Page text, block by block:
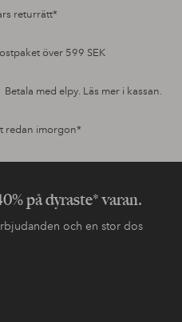
returrätt*
över 599 SEK
Betala med elpy. Läs mer i kassan.
redan imorgon*
på dyraste* varan.
och en stor dos